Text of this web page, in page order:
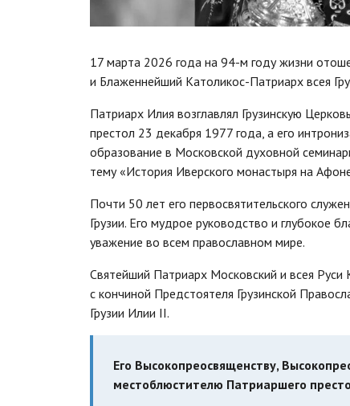
17 марта 2026 года на 94-м году жизни
и Блаженнейший Католикос-Патриарх всея
Патриарх Илия возглавлял Грузинскую
престол 23 декабря 1977 года, а его
образование в Московской духовной
тему «История Иверского монастыря на
Почти 50 лет его первосвятительского
Грузии. Его мудрое руководство и глубокое
уважение во всем православном мире.
Святейший Патриарх Московский и всея Руси
с кончиной Предстоятеля Грузинской
Грузии Илии II.
Его Высокопреосвященству,
местоблюстителю Патриаршего